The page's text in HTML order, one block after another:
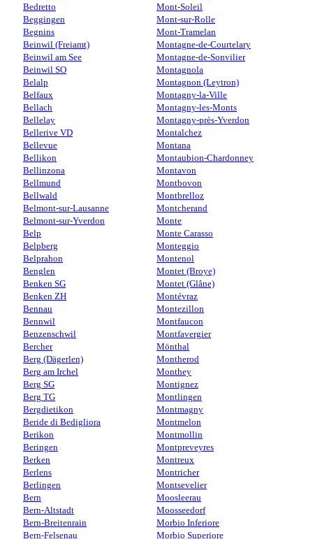
Bedretto
Beggingen
Begnins
Beinwil (Freiamt)
Beinwil am See
Beinwil SO
Belalp
Belfaux
Bellach
Bellelay
Bellerive VD
Bellevue
Bellikon
Bellinzona
Bellmund
Bellwald
Belmont-sur-Lausanne
Belmont-sur-Yverdon
Belp
Belpberg
Belprahon
Benglen
Benken SG
Benken ZH
Bennau
Bennwil
Benzenschwil
Bercher
Berg (Dägerlen)
Berg am Irchel
Berg SG
Berg TG
Bergdietikon
Beride di Bedigliora
Berikon
Beringen
Berken
Berlens
Berlingen
Bern
Bern-Altstadt
Bern-Breitenrain
Bern-Felsenau
Mont-Soleil
Mont-sur-Rolle
Mont-Tramelan
Montagne-de-Courtelary
Montagne-de-Sonvilier
Montagnola
Montagnon (Leytron)
Montagny-la-Ville
Montagny-les-Monts
Montagny-près-Yverdon
Montalchez
Montana
Montaubion-Chardonney
Montavon
Montbovon
Montbrelloz
Montcherand
Monte
Monte Carasso
Monteggio
Montenol
Montet (Broye)
Montet (Glâne)
Montévraz
Montezillon
Montfaucon
Montfavergier
Mönthal
Montherod
Monthey
Montignez
Montlingen
Montmagny
Montmelon
Montmollin
Montpreveyres
Montreux
Montricher
Montsevelier
Moosleerau
Moosseedorf
Morbio Inferiore
Morbio Superiore